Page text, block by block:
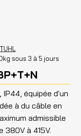
sous 3 à 5 jours
équipée d'un
à du câble en
admissible
à 415V.